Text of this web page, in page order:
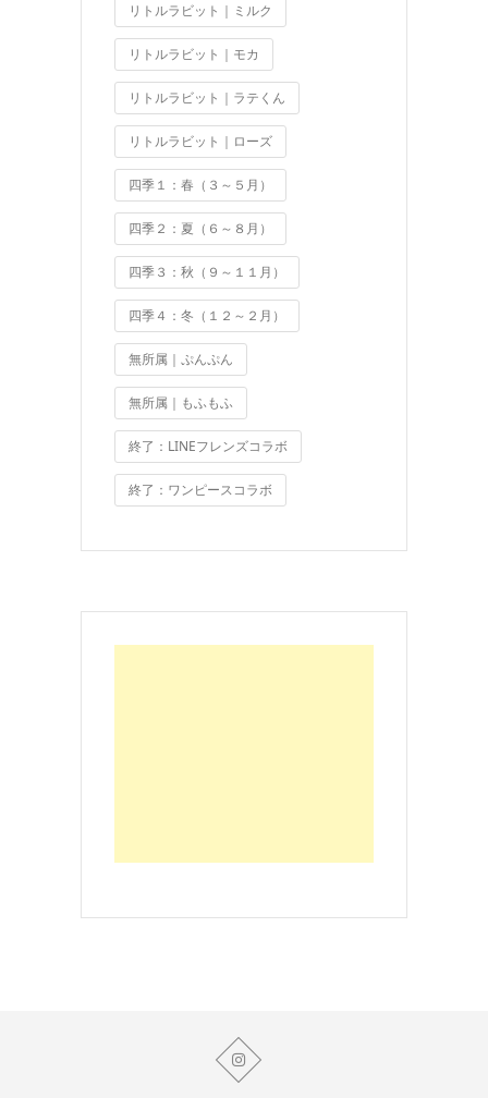
リトルラビット｜ミルク
リトルラビット｜モカ
リトルラビット｜ラテくん
リトルラビット｜ローズ
四季１：春（３～５月）
四季２：夏（６～８月）
四季３：秋（９～１１月）
四季４：冬（１２～２月）
無所属｜ぷんぷん
無所属｜もふもふ
終了：LINEフレンズコラボ
終了：ワンピースコラボ